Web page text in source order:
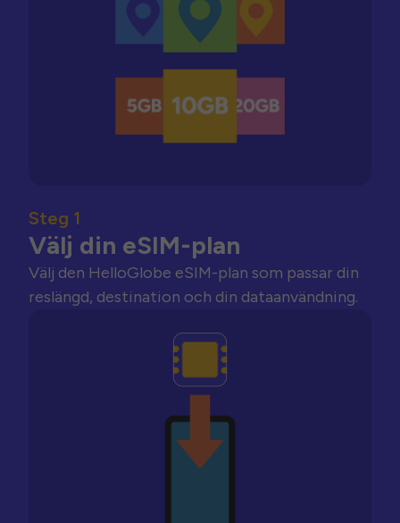
Steg 1
Välj din eSIM-plan
Välj den HelloGlobe eSIM-plan som passar din
reslängd, destination och din dataanvändning.